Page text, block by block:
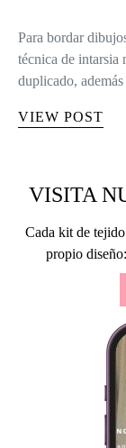
Para bordar
técnica de intarsia
duplicado,
VIEW POST
VISITA
Cada kit de
propio